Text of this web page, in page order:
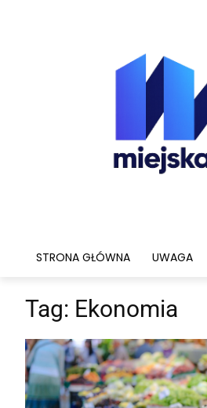
STRONA GŁÓWNA UWAGA
Tag: Ekonomia